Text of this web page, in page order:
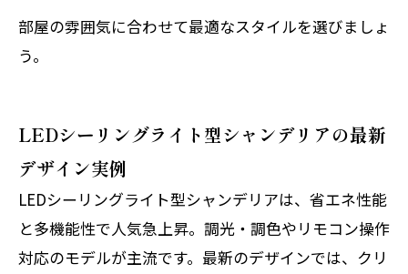
部屋の雰囲気に合わせて最適なスタイルを選びましょ
う。
LEDシーリングライト型シャンデリアの最新
デザイン実例
LEDシーリングライト型シャンデリアは、省エネ性能
と多機能性で人気急上昇。調光・調色やリモコン操作
対応のモデルが主流です。最新のデザインでは、クリ